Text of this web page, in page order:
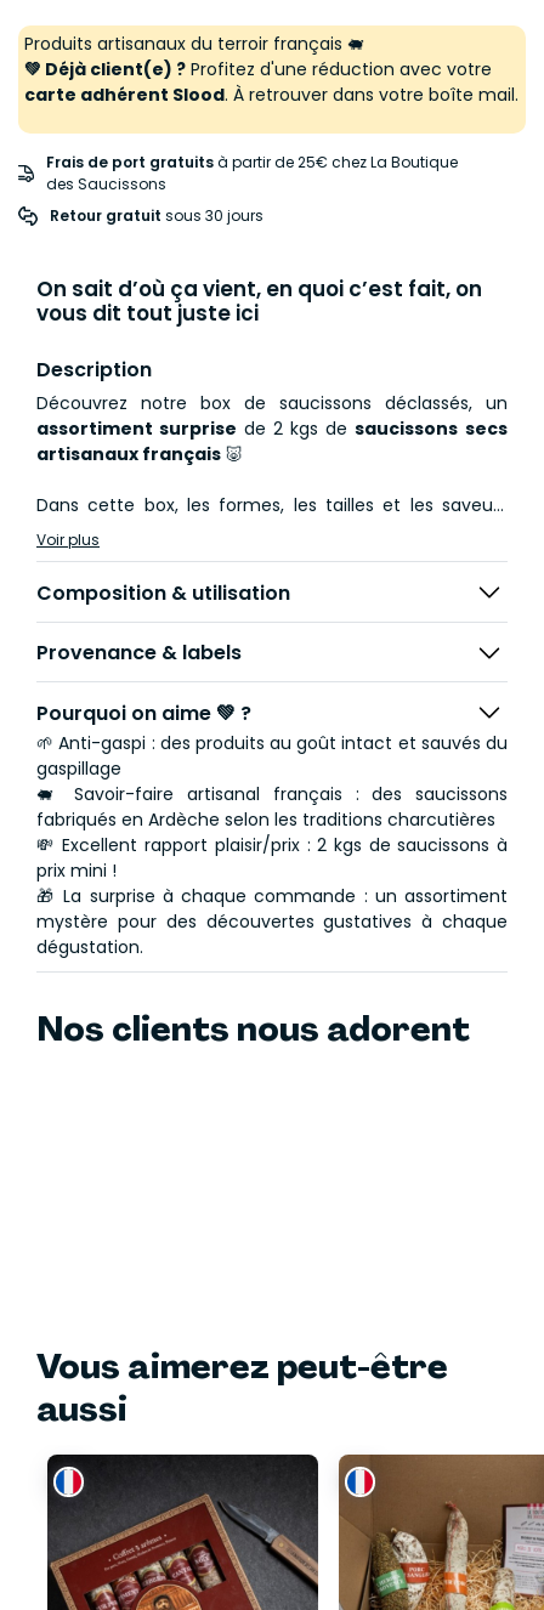
Produits artisanaux du terroir français 🐖
💚 Déjà client(e) ? Profitez d'une réduction avec votre
carte adhérent Slood. À retrouver dans votre boîte mail.
Frais de port gratuitsà partir de 25€ chez La Boutique
des Saucissons
Retour gratuit sous 30 jours
On sait d’où ça vient, en quoi c’est fait, on
vous dit tout juste ici
Description
Découvrez notre box de saucissons déclassés, un
assortiment surprise de 2 kgs de saucissons secs
artisanaux français 🐷
Dans cette box, les formes, les tailles et les saveurs
peuvent varier, mais jamais le goût.
Vous pourrez aussi bien recevoir une box 100 % nature
qu’un mélange de plusieurs saveurs.
🤤 Une box généreuse, gourmande et locale, parfaite
pour les amateurs de terroir !
C'est quoi du saucisson déclassé ?
Ces saucissons ont été mis à l’écart uniquement pour
desraisons esthétiques, de calibre ou
d'emballage, mais jamais pour leur goût ou leur
qualité.
Fabriqués en France selon un savoir-faire artisanal, ils
offrent le même plaisir que des saucissons non
déclassés, à prix réduit, tout en luttant contre le
🐽Contient environ 6 à 8 saucissons
Voir plus
Composition & utilisation
Provenance & labels
Pourquoi on aime 💚 ?
🌱 Anti-gaspi : des produits au goût intact et sauvés du
gaspillage
🐖 Savoir-faire artisanal français : des saucissons
fabriqués en Ardèche selon les traditions charcutières
💸 Excellent rapport plaisir/prix : 2 kgs de saucissons à
prix mini !
🎁 La surprise à chaque commande : un assortiment
mystère pour des découvertes gustatives à chaque
dégustation.
Nos clients nous adorent
Vous aimerez peut-être
aussi